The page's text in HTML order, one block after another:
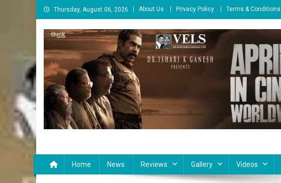
Skip
to
content
Thursday, August 06, 2026 About Us Privacy Policy Terms & Conditions
Cinema Paarvai
Home News Reviews Gallery Videos